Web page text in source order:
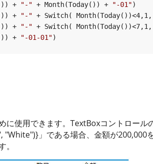
+
"-" + Month(Today()) + "-01")
+
"-" + Switch(
+
"-" + Switch(
+
"-01-01")
に使用できます。TextBoxコントロール
"White")}」である場合、金額が200,000